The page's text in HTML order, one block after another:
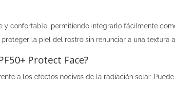
y confortable, permitiendo integrarlo fácilmente
la piel del rostro sin renunciar a una textura
Protect Face?
a los efectos nocivos de la radiación solar.